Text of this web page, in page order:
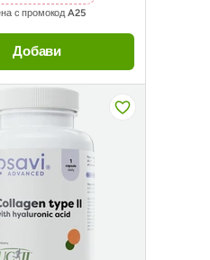
с промокод A25
Добави